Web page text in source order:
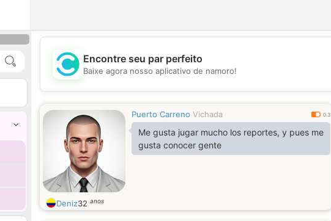
💖
💕
Encontre seu par perfeito
Baixe agora nosso aplicativo de namoro!
Puerto Carreno Vichada 0.3
Me gusta jugar mucho los reportes, y pues me
gusta conocer gente
Deniz32 anos